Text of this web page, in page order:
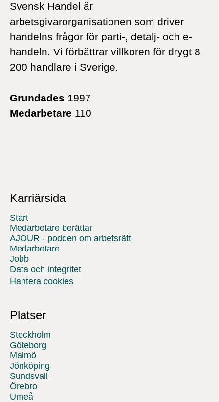
Svensk Handel är
arbetsgivarorganisationen som driver
handelns frågor för parti-, detalj- och e-
handeln. Vi förbättrar villkoren för drygt 8
200 handlare i Sverige.
Grundades 1997
Medarbetare 110
Karriärsida
Start
Medarbetare berättar
AJOUR - podden om arbetsrätt
Medarbetare
Jobb
Data och integritet
Hantera cookies
Platser
Stockholm
Göteborg
Malmö
Jönköping
Sundsvall
Örebro
Umeå